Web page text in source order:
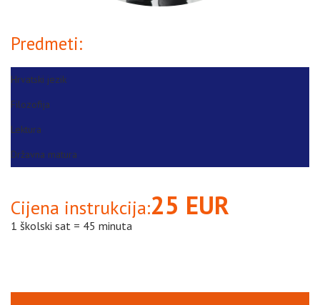
Predmeti:
Hrvatski jezik
Filozofija
Lektura
Državna matura
Cijena instrukcija:25 EUR
1 školski sat = 45 minuta